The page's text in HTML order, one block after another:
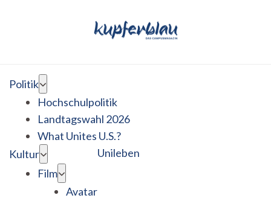
Politik
Hochschulpolitik
Landtagswahl 2026
What Unites U.S.?
Kultur
Film
Avatar
Unileben